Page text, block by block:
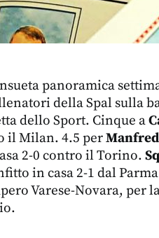
panoramica
della Spal sulla
dello Sport. Cinque a
il Milan. 4.5 per
2-0 contro il Torino.
in casa 2-1 dal
Varese-Novara, per